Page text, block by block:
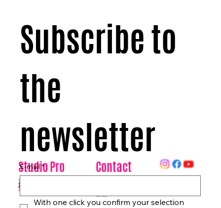
Studio Pro
Arte
Tanzhaus & Kulturzentrum
Am Rohrgraben 4a
79249 Merzhausen/Freiburg
Germany
Contact
Germany
Subscribe to
the
newsletter
E-mail *
With one click you confirm your selection